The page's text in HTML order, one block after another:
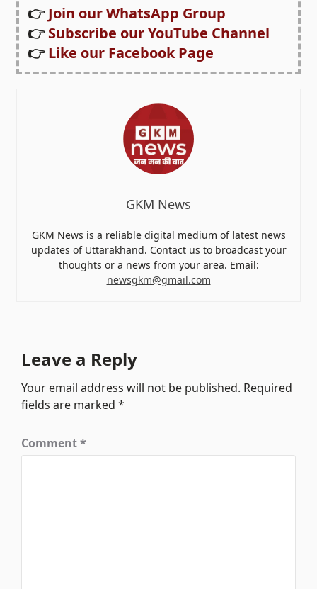
👉Join our WhatsApp Group
👉Subscribe our YouTube Channel
👉Like our Facebook Page
GKM News
GKM News is a reliable digital medium of latest news
updates of Uttarakhand. Contact us to broadcast your
thoughts or a news from your area. Email:
newsgkm@gmail.com
Leave a Reply
Your email address will not be published. Required
fields are marked*
Comment*